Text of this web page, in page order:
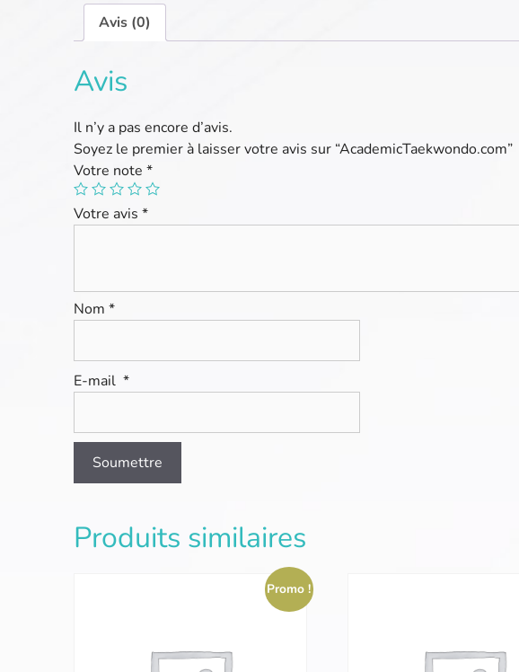
Avis (0)
Avis
Il n’y a pas encore d’avis.
Soyez le premier à laisser votre avis sur “AcademicTaekwondo.com”
Votre note *
Votre avis *
Nom *
E-mail *
Produits similaires
Promo !